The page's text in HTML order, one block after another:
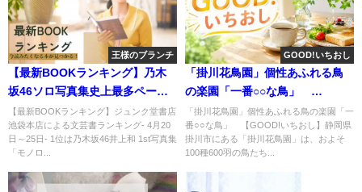
王様のブランチ
【最新BOOKランキング】乃木
坂46ソロ写真集史上最多ページ
「井上和 1st写真集」
【最新BOOKランキング】ジュンク堂書店
池袋本店による文芸書ランキング- 4月20
日～25日- 1位は乃木坂46井上和 1st写真集
「モノロ...
GOOD!いちおし
「掛川花鳥園」個性あふれる鳥
の楽園「一番○○な鳥」
【GOOD!いちおし】
「掛川花鳥園」個性あふれる鳥の楽園「一
番○○な鳥」 【GOOD!いちおし】静岡県
掛川市にある「掛川花鳥園」は、およそ
100種600羽の鳥たち...